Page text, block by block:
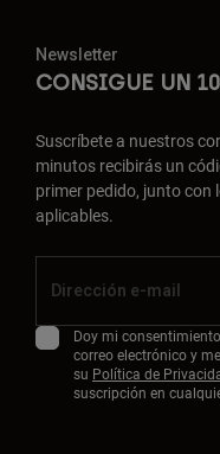
Newsletter
CONSIGUE UN
Suscríbete a nuestros
minutos recibirás un
primer pedido, junto con
aplicables.
Doy mi
correo electrónico y
su Política de
suscripción en